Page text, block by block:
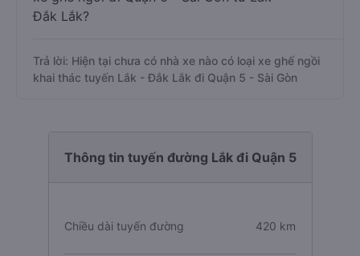
Đắk Lắk?
Trả lời: Hiện tại chưa có nhà xe nào có loại xe ghế ngồi
khai thác tuyến Lắk - Đắk Lắk đi Quận 5 - Sài Gòn
Thông tin tuyến đường Lắk đi Quận 5
Chiều dài tuyến đường 420 km